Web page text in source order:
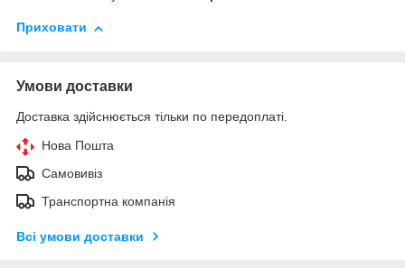
Приховати
Умови доставки
Доставка здійснюється тільки по передоплаті.
Нова Пошта
Самовивіз
Транспортна компанія
Всі умови доставки